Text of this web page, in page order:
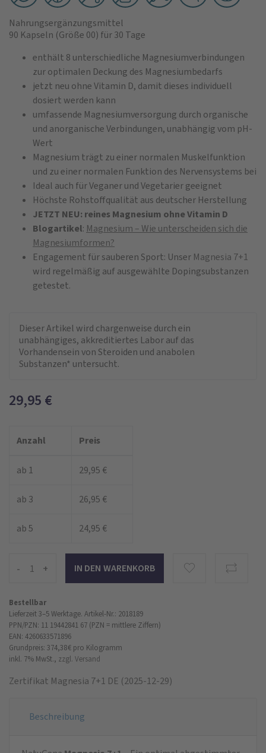
Nahrungsergänzungsmittel
90 Kapseln (Größe 00) für 30 Tage
enthält 8 unterschiedliche Magnesiumverbindungen
zur optimalen Deckung des Magnesiumbedarfs
jetzt neu ohne Vitamin D, damit dieses individuell
dosiert werden kann
umfassende Magnesiumversorgung durch organische
und anorganische Verbindungen, unabhängig vom pH-
Wert
Magnesium trägt zu einer normalen Muskelfunktion
und zu einer normalen Funktion des Nervensystems bei
Ideal auch für Veganer und Vegetarier geeignet
Höchste Rohstoffqualität aus deutscher Herstellung
JETZT NEU: reines Magnesium ohne Vitamin D
Blogartikel: Magnesium – Wie unterscheiden sich die
Magnesiumformen?
Engagement für sauberen Sport: Unser Magnesia 7+1
wird regelmäßig auf ausgewählte Dopingsubstanzen
getestet.
Dieser Artikel wird chargenweise durch ein
unabhängiges, akkreditiertes Labor auf das
Vorhandensein von Steroiden und anabolen
Substanzen* untersucht.
29,95 €
Anzahl Preis
ab 1 29,95 €
ab 3 26,95 €
ab 5 24,95 €
- +
Bestellbar
Lieferzeit 3–5 Werktage. Artikel-Nr.: 2018189
PPN/PZN: 11 19442841 67 (PZN = mittlere Ziffern)
EAN: 4260633571896
Grundpreis: 374,38 € pro Kilogramm
inkl. 7% MwSt., zzgl. Versand
Zertifikat Magnesia 7+1 DE (2025-12-29)
Beschreibung